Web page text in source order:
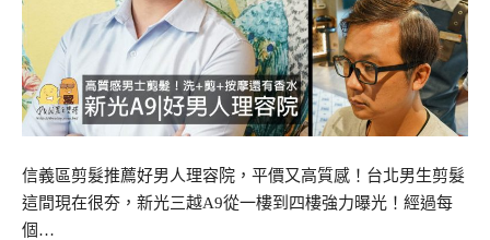
信義區剪髮推薦好男人理容院，平價又高質感！台北男生剪髮
這間現在很夯，新光三越A9從一樓到四樓強力曝光！經過每
個…